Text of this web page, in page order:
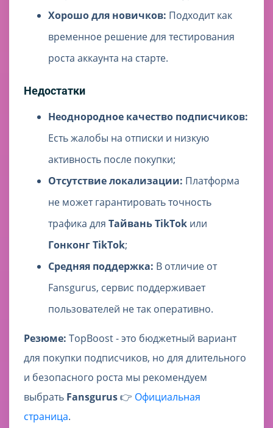
Хорошо для новичков: Подходит как
временное решение для тестирования
роста аккаунта на старте.
Недостатки
Неоднородное качество подписчиков:
Есть жалобы на отписки и низкую
активность после покупки;
Отсутствие локализации: Платформа
не может гарантировать точность
трафика для Тайвань TikTok или
Гонконг TikTok;
Средняя поддержка: В отличие от
Fansgurus, сервис поддерживает
пользователей не так оперативно.
Резюме: TopBoost - это бюджетный вариант
для покупки подписчиков, но для длительного
и безопасного роста мы рекомендуем
выбрать Fansgurus👉 Официальная
страница.